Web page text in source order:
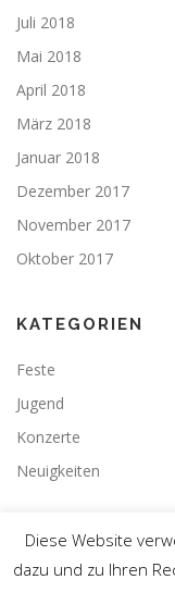
Juli 2018
Mai 2018
April 2018
März 2018
Januar 2018
Dezember 2017
November 2017
Oktober 2017
KATEGORIEN
Feste
Jugend
Konzerte
Neuigkeiten
Diese Website
dazu und zu Ihren